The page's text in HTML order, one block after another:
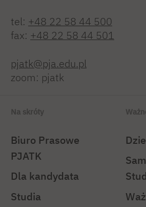
tel: +48 22 58 44 500
fax: +48 22 58 44 501
pjatk@pja.edu.pl
zoom: pjatk
Na skróty
Biuro Prasowe
PJATK
Dla kandydata
Studia